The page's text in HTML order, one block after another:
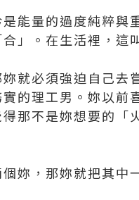
能量的過度純粹與
」。在生活裡，這
就必須強迫自己去
的理工男。妳以前
那不是妳想要的「
妳，那妳就把其中